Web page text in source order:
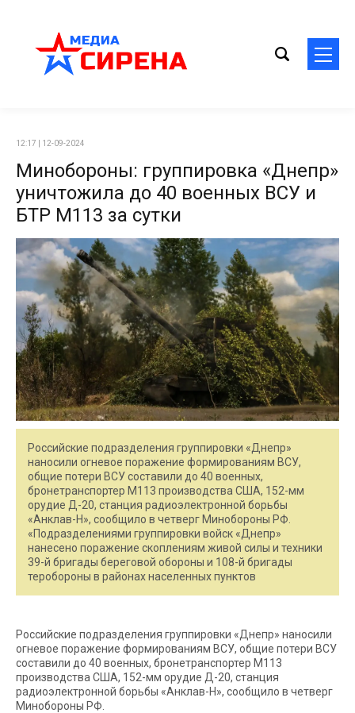
12:17 | 12-09-2024
Минобороны: группировка «Днепр»
уничтожила до 40 военных ВСУ и
БТР М113 за сутки
Российские подразделения группировки «Днепр»
наносили огневое поражение формированиям ВСУ,
общие потери ВСУ составили до 40 военных,
бронетранспортер М113 производства США, 152-мм
орудие Д-20, станция радиоэлектронной борьбы
«Анклав-Н», сообщило в четверг Минобороны РФ.
«Подразделениями группировки войск «Днепр»
нанесено поражение скоплениям живой силы и техники
39-й бригады береговой обороны и 108-й бригады
теробороны в районах населенных пунктов
Российские подразделения группировки «Днепр» наносили
огневое поражение формированиям ВСУ, общие потери ВСУ
составили до 40 военных, бронетранспортер М113
производства США, 152-мм орудие Д-20, станция
радиоэлектронной борьбы «Анклав-Н», сообщило в четверг
Минобороны РФ.